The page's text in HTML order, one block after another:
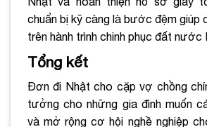
chuẩn bị kỹ càng là bước đệm giúp
trên hành trình chinh phục đất nước
Tổng kết
Đơn đi Nhật cho cặp vợ chồng
tưởng cho những gia đình muốn
và mở rộng cơ hội nghề nghiệp